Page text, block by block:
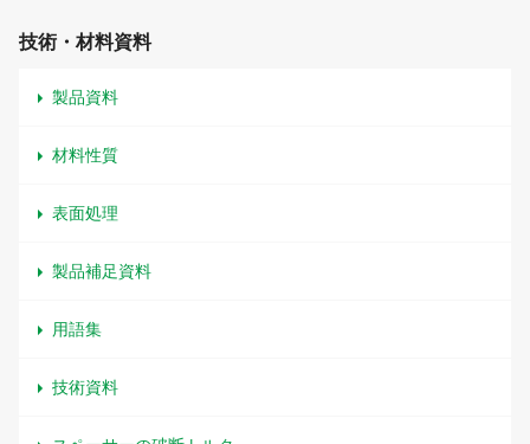
技術・材料資料
製品資料
材料性質
表面処理
製品補足資料
用語集
技術資料